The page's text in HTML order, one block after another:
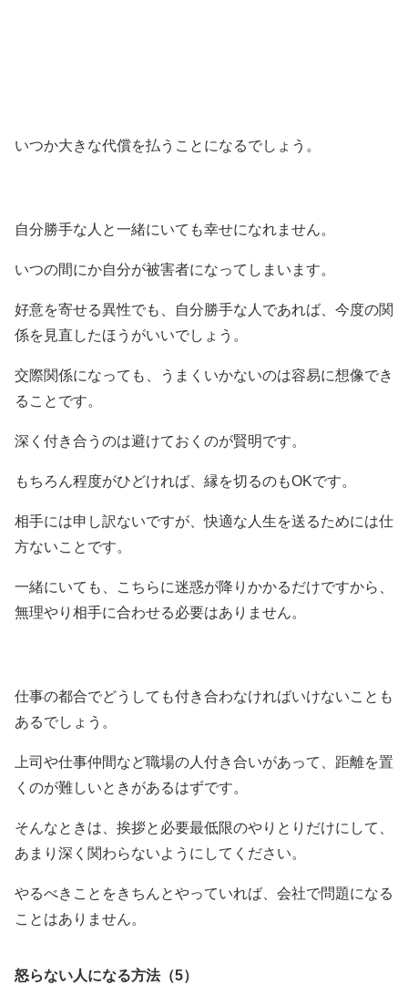
いつか大きな代償を払うことになるでしょう。
自分勝手な人と一緒にいても幸せになれません。
いつの間にか自分が被害者になってしまいます。
好意を寄せる異性でも、自分勝手な人であれば、今度の関
係を見直したほうがいいでしょう。
交際関係になっても、うまくいかないのは容易に想像でき
ることです。
深く付き合うのは避けておくのが賢明です。
もちろん程度がひどければ、縁を切るのもOKです。
相手には申し訳ないですが、快適な人生を送るためには仕
方ないことです。
一緒にいても、こちらに迷惑が降りかかるだけですから、
無理やり相手に合わせる必要はありません。
仕事の都合でどうしても付き合わなければいけないことも
あるでしょう。
上司や仕事仲間など職場の人付き合いがあって、距離を置
くのが難しいときがあるはずです。
そんなときは、挨拶と必要最低限のやりとりだけにして、
あまり深く関わらないようにしてください。
やるべきことをきちんとやっていれば、会社で問題になる
ことはありません。
怒らない人になる方法（5）